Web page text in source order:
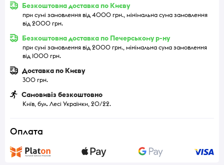
Безкоштовна доставка по Києву
при сумі замовлення від 4000 грн., мінімальна сума замовлення
від 2000 грн.
Безкоштовна доставка по Печерському р-ну
при сумі замовлення від 2000 грн., мінімальна сума замовлення
від 1000 грн.
Доставка по Києву
300 грн.
Самовивіз безкоштовно
Київ, бул. Лесі Українки, 20/22.
Оплата